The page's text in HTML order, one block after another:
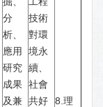
分
析、
應用
研究
成果
及兼
技術
對環
境永
續、
社會
共好
8.理